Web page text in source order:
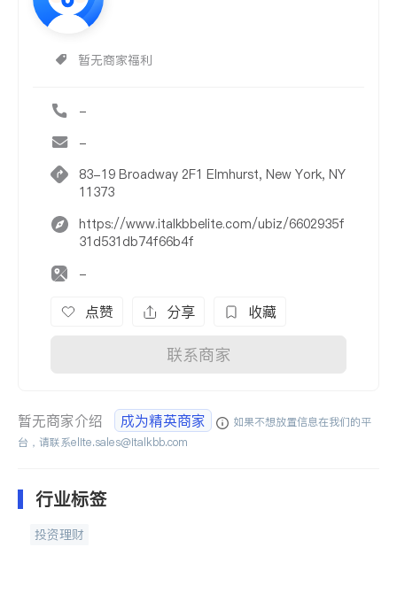
暂无商家福利
-
-
83-19 Broadway 2F1 Elmhurst, New York, NY
11373
https://www.italkbbelite.com/ubiz/6602935f
31d531db74f66b4f
-
点赞 分享 收藏
联系商家
暂无商家介绍 成为精英商家
如果不想放置信息在我们的平
台，请联系elite.sales@italkbb.com
行业标签
投资理财